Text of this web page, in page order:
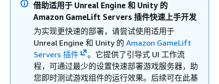
借助适用于 Unreal Engine 和 Unity 的
Amazon GameLift Servers 插件快速上手开发
为实现更快速的部署，请尝试使用适用于
Unreal Engine 和 Unity 的 Amazon GameLift
Servers 插件
。它提供了引导式 UI 工作流
程，可通过最少的设置快速部署游戏服务器，助
您即时测试游戏组件的运行效果。后续可在此基